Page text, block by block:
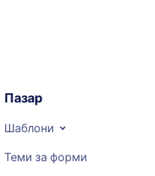
Пазар
Шаблони
Теми за форми